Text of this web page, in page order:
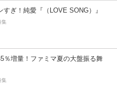
すぎ！純愛『（LOVE SONG）』
集
％増量！ファミマ夏の大盤振る舞
集